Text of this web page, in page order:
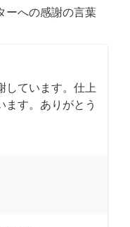
ーへの感謝の言葉
しています。仕上
ます。ありがとう